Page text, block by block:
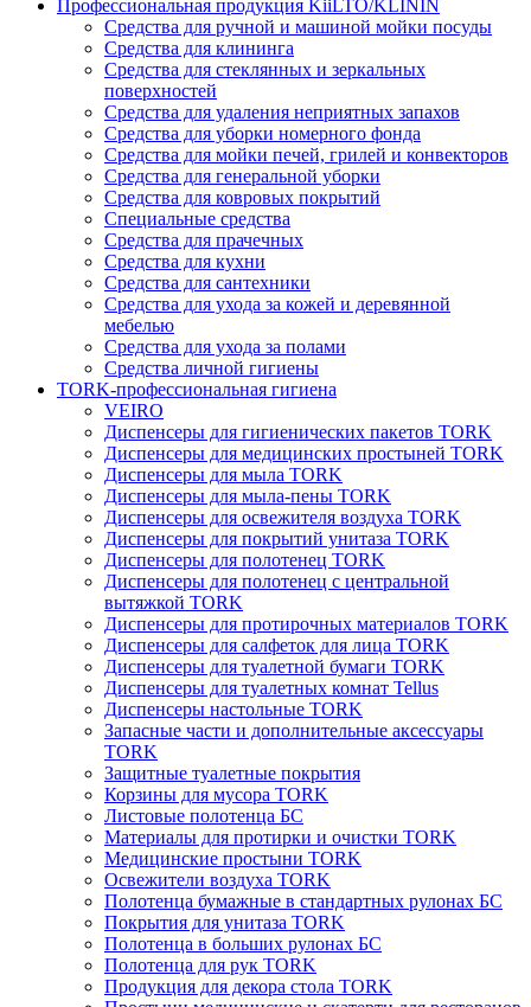
Профессиональная продукция KiiLTO/KLININ
Средства для ручной и машиной мойки посуды
Средства для клининга
Средства для стеклянных и зеркальных
поверхностей
Средства для удаления неприятных запахов
Средства для уборки номерного фонда
Средства для мойки печей, грилей и конвекторов
Средства для генеральной уборки
Средства для ковровых покрытий
Специальные средства
Средства для прачечных
Средства для кухни
Средства для сантехники
Средства для ухода за кожей и деревянной
мебелью
Средства для ухода за полами
Средства личной гигиены
TORK-профессиональная гигиена
VEIRO
Диспенсеры для гигиенических пакетов TORK
Диспенсеры для медицинских простыней TORK
Диспенсеры для мыла TORK
Диспенсеры для мыла-пены TORK
Диспенсеры для освежителя воздуха TORK
Диспенсеры для покрытий унитаза TORK
Диспенсеры для полотенец TORK
Диспенсеры для полотенец с центральной
вытяжкой TORK
Диспенсеры для протирочных материалов TORK
Диспенсеры для салфеток для лица TORK
Диспенсеры для туалетной бумаги TORK
Диспенсеры для туалетных комнат Tellus
Диспенсеры настольные TORK
Запасные части и дополнительные аксессуары
TORK
Защитные туалетные покрытия
Корзины для мусора TORK
Листовые полотенца БС
Материалы для протирки и очистки TORK
Медицинские простыни TORK
Освежители воздуха TORK
Полотенца бумажные в стандартных рулонах БС
Покрытия для унитаза TORK
Полотенца в больших рулонах БС
Полотенца для рук TORK
Продукция для декора стола TORK